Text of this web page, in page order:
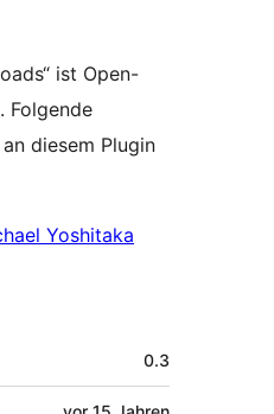
ist Open-
Folgende
diesem Plugin
Yoshitaka
0.3